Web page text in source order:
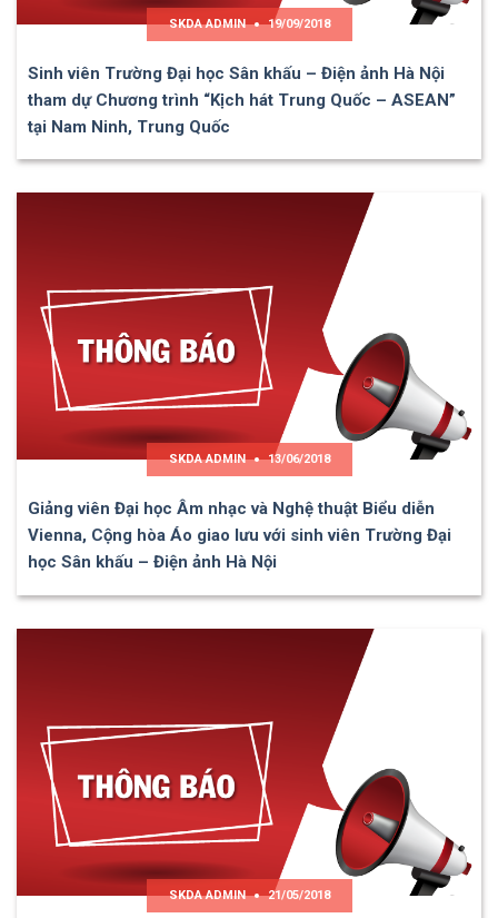
SKDA ADMIN 19/09/2018
Sinh viên Trường Đại học Sân khấu – Điện ảnh Hà Nội
tham dự Chương trình “Kịch hát Trung Quốc – ASEAN”
tại Nam Ninh, Trung Quốc
SKDA ADMIN 13/06/2018
Giảng viên Đại học Âm nhạc và Nghệ thuật Biểu diễn
Vienna, Cộng hòa Áo giao lưu với sinh viên Trường Đại
học Sân khấu – Điện ảnh Hà Nội
SKDA ADMIN 21/05/2018